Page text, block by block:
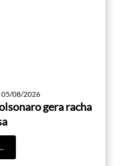
05/08/2026
gera racha